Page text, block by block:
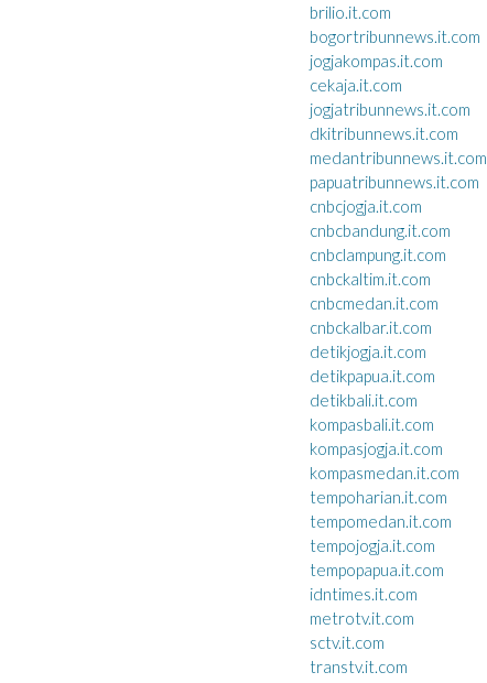
brilio.it.com
bogortribunnews.it.com
jogjakompas.it.com
cekaja.it.com
jogjatribunnews.it.com
dkitribunnews.it.com
medantribunnews.it.com
papuatribunnews.it.com
cnbcjogja.it.com
cnbcbandung.it.com
cnbclampung.it.com
cnbckaltim.it.com
cnbcmedan.it.com
cnbckalbar.it.com
detikjogja.it.com
detikpapua.it.com
detikbali.it.com
kompasbali.it.com
kompasjogja.it.com
kompasmedan.it.com
tempoharian.it.com
tempomedan.it.com
tempojogja.it.com
tempopapua.it.com
idntimes.it.com
metrotv.it.com
sctv.it.com
transtv.it.com